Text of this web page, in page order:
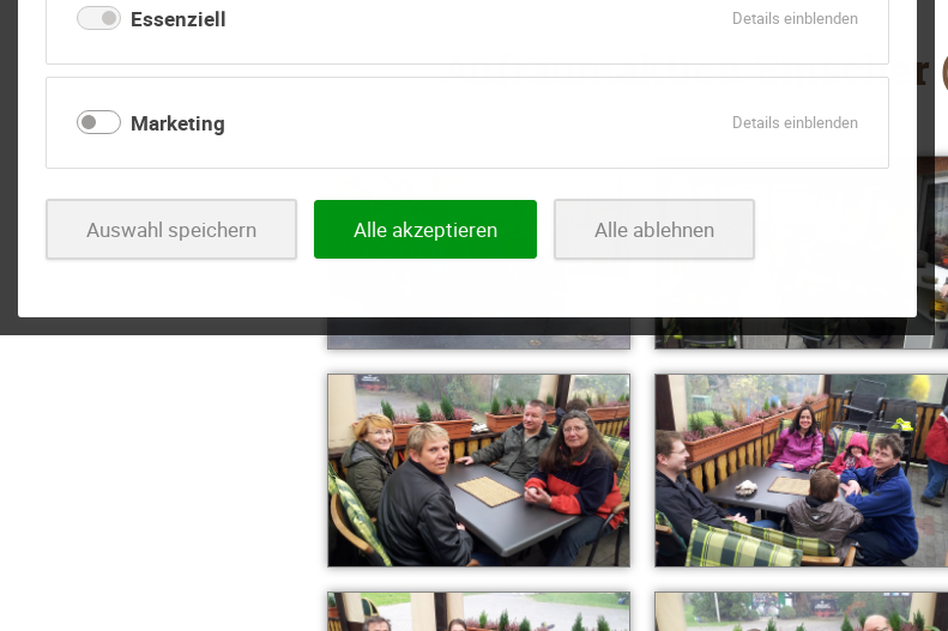
Essenziell Details einblendenfür
Marketing Details einblendenfür
Auswahl speichern Alle akzeptieren Alle ablehnen
Aufräumaktion Emscher